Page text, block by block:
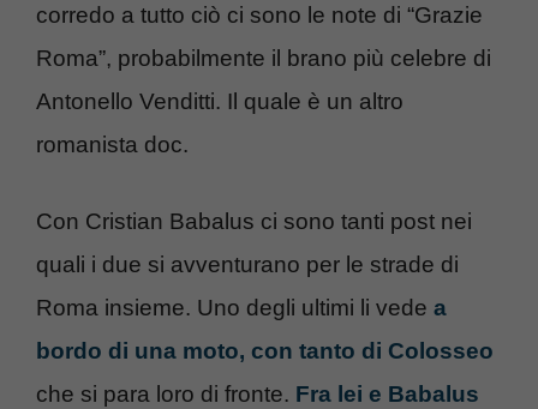
corredo a tutto ciò ci sono le note di “Grazie
Roma”, probabilmente il brano più celebre di
Antonello Venditti. Il quale è un altro
romanista doc.
Con Cristian Babalus ci sono tanti post nei
quali i due si avventurano per le strade di
Roma insieme. Uno degli ultimi li vede a
bordo di una moto, con tanto di Colosseo
che si para loro di fronte. Fra lei e Babalus